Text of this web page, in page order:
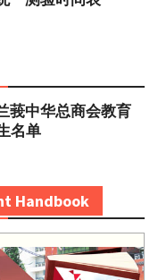
莪中华总商会教育
名单
Handbook